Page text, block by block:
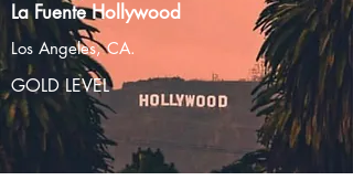
La Fuente Hollywood
Los Angeles, CA.
GOLD LEVEL